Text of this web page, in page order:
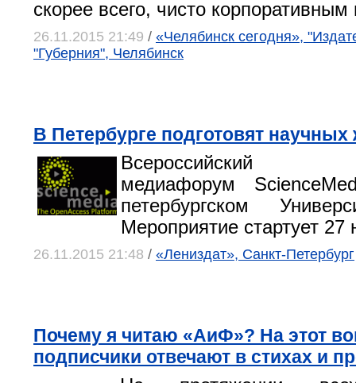
скорее всего, чисто
26.11.2015 21:49 / «Челябинск сегодня»,
"Губерния", Челябинск
В Петербурге подготовят
Всероссийский
медиафорум
петербургском
Мероприятие стартует 27
26.11.2015 21:48 / «Лениздат», Санкт-Петербург
Почему я читаю «АиФ»? На этот
подписчики отвечают в стихах и